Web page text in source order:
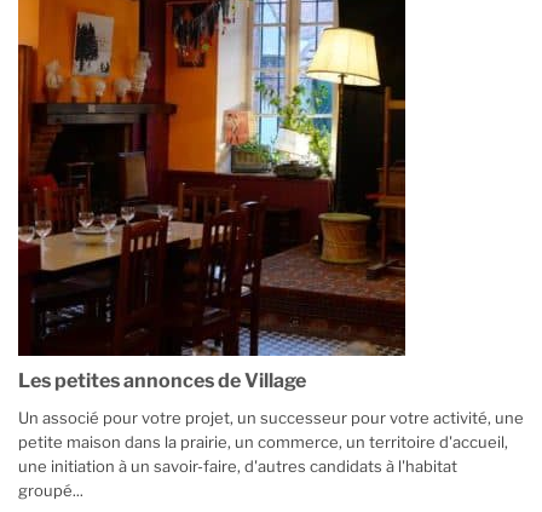
Les petites annonces de Village
Un associé pour votre projet, un successeur pour votre activité, une
petite maison dans la prairie, un commerce, un territoire d'accueil,
une initiation à un savoir-faire, d'autres candidats à l'habitat
groupé...